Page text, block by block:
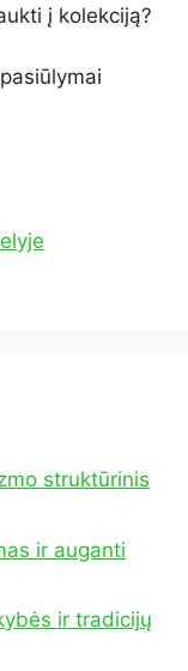
į kolekciją?
struktūrinis
ir auganti
ir tradicijų